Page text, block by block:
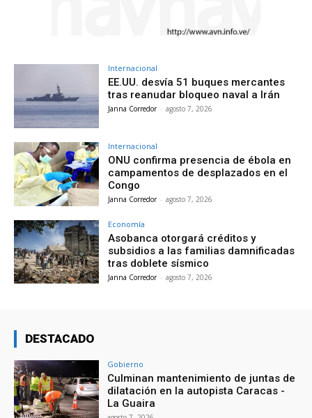
Internacional
EE.UU. desvía 51 buques mercantes
tras reanudar bloqueo naval a Irán
Janna Corredor - agosto 7, 2026
Internacional
ONU confirma presencia de ébola en
campamentos de desplazados en el
Congo
Janna Corredor - agosto 7, 2026
Economía
Asobanca otorgará créditos y
subsidios a las familias damnificadas
tras doblete sísmico
Janna Corredor - agosto 7, 2026
DESTACADO
Gobierno
Culminan mantenimiento de juntas de
dilatación en la autopista Caracas -
La Guaira